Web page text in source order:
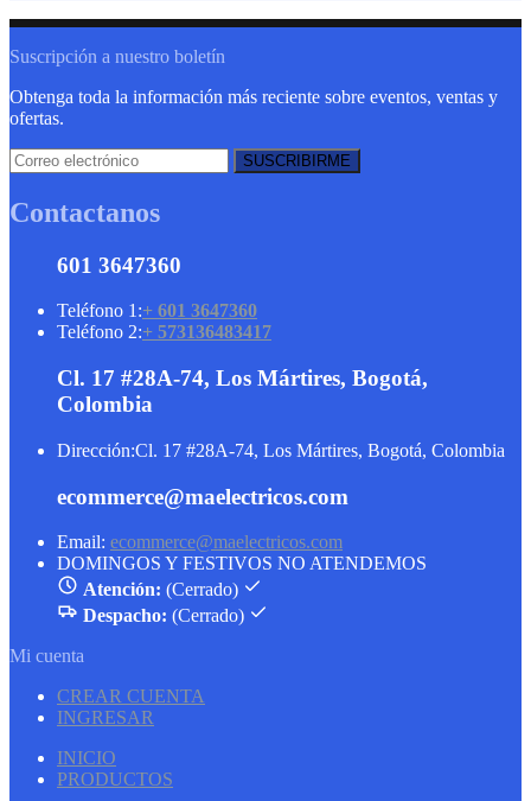
Suscripción a nuestro boletín
Obtenga toda la información más reciente sobre eventos, ventas y
ofertas.
Contactanos
601 3647360
Teléfono 1:+ 601 3647360
Teléfono 2:+ 573136483417
Cl. 17 #28A-74, Los Mártires, Bogotá,
Colombia
Dirección:Cl. 17 #28A-74, Los Mártires, Bogotá, Colombia
ecommerce@maelectricos.com
Email: ecommerce@maelectricos.com
DOMINGOS Y FESTIVOS NO ATENDEMOS
Atención: (Cerrado)
Despacho: (Cerrado)
Mi cuenta
CREAR CUENTA
INGRESAR
INICIO
PRODUCTOS